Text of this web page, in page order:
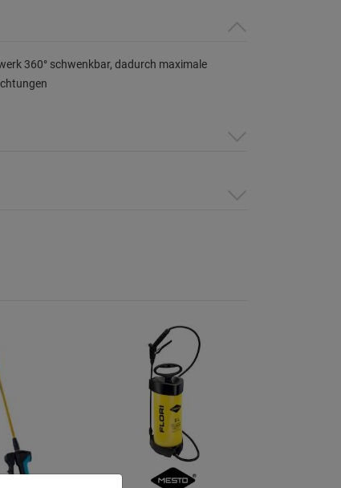
360° schwenkbar, dadurch maximale